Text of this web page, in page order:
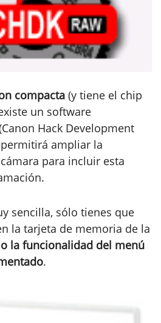
compacta (y tiene el chip
un software
Hack Development
ampliar la
para incluir esta
sencilla, sólo tienes que
la tarjeta de memoria de la
la funcionalidad del menú
.